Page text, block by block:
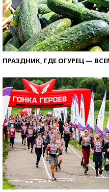
ПРАЗДНИК, ГДЕ ОГУРЕЦ —